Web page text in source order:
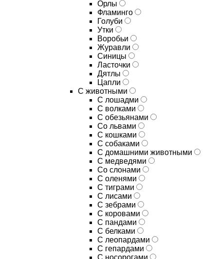
Орлы
Фламинго
Голуби
Утки
Воробьи
Журавли
Синицы
Ласточки
Дятлы
Цапли
С животными
С лошадми
С волками
С обезьянами
Со львами
С кошками
С собаками
С домашними животными
С медведями
Со слонами
С оленями
С тиграми
С лисами
С зебрами
С коровами
С пандами
С белками
С леопардами
С гепардами
С носорогами